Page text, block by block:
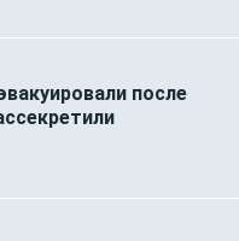
после